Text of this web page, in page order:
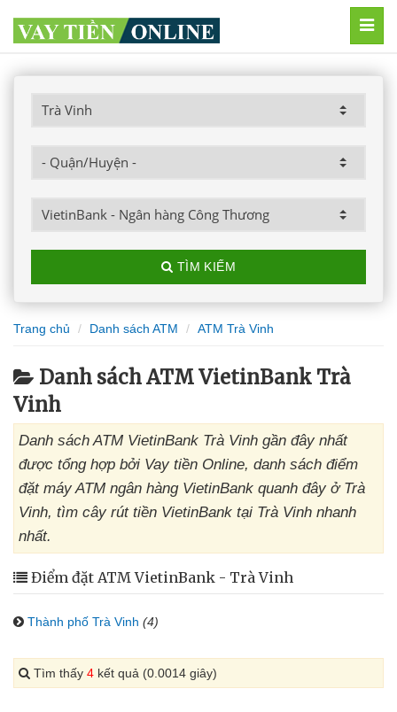
TÌM KIẾM
Trang chủ Danh sách ATM ATM Trà Vinh
Danh sách ATM VietinBank Trà
Vinh
Danh sách ATM VietinBank Trà Vinh gần đây nhất
được tổng hợp bởi Vay tiền Online, danh sách điểm
đặt máy ATM ngân hàng VietinBank quanh đây ở Trà
Vinh, tìm cây rút tiền VietinBank tại Trà Vinh nhanh
nhất.
Điểm đặt ATM VietinBank - Trà Vinh
Thành phố Trà Vinh (4)
Tìm thấy 4 kết quả (0.0014 giây)